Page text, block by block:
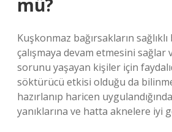
mü?
Kuşkonmaz bağırsakların
çalışmaya devam etmesini sağlar
sorunu yaşayan kişiler için
söktürücü etkisi olduğu da
hazırlanıp haricen
yanıklarına ve hatta aknelere iyi